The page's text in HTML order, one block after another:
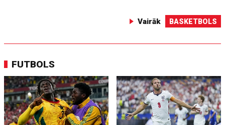
Vairāk BASKETBOLS
FUTBOLS